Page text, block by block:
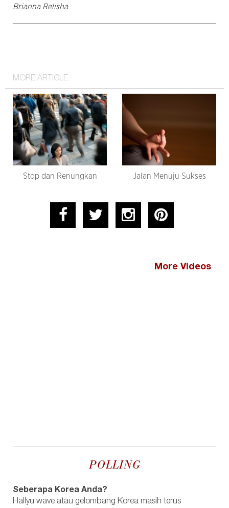
Brianna Relisha
MORE ARTICLE
Stop dan Renungkan Jalan Menuju Sukses
More Videos
POLLING
Seberapa Korea Anda?
Hallyu wave atau gelombang Korea masih terus